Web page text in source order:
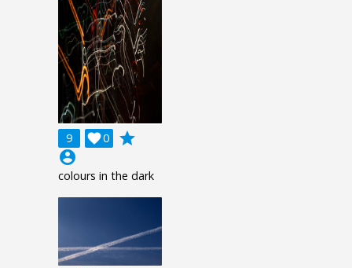
9 0

grade
account_circle
colours in the dark